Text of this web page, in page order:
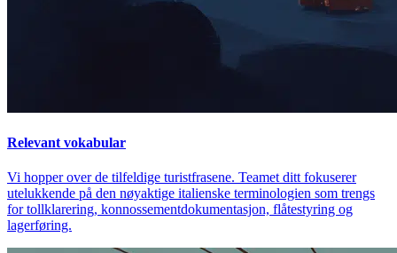
Relevant vokabular
Vi hopper over de tilfeldige turistfrasene. Teamet ditt fokuserer
utelukkende på den nøyaktige italienske terminologien som trengs
for tollklarering, konnossementdokumentasjon, flåtestyring og
lagerføring.